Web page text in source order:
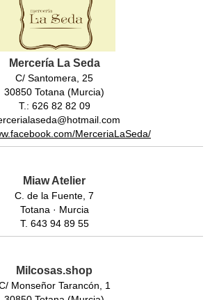
Mercería La Seda
C/ Santomera, 25
30850 Totana (Murcia)
T.: 626 82 82 09
MerceriaLaSeda/
Miaw Atelier
C. de la Fuente, 7
Totana · Murcia
T. 643 94 89 55
Milcosas.shop
Monseñor Tarancón, 1